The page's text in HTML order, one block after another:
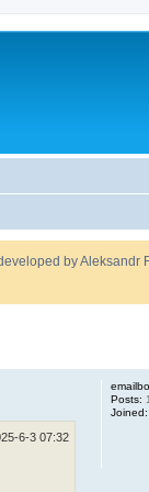
by Aleksandr
Posts:
Joined:
6-3 07:32